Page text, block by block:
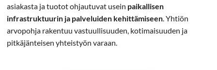
asiakasta ja tuotot ohjautuvat usein paikallisen
infrastruktuurin ja palveluiden kehittämiseen . Yhtiön
arvopohja rakentuu vastuullisuuden, kotimaisuuden ja
pitkäjänteisen yhteistyön varaan.